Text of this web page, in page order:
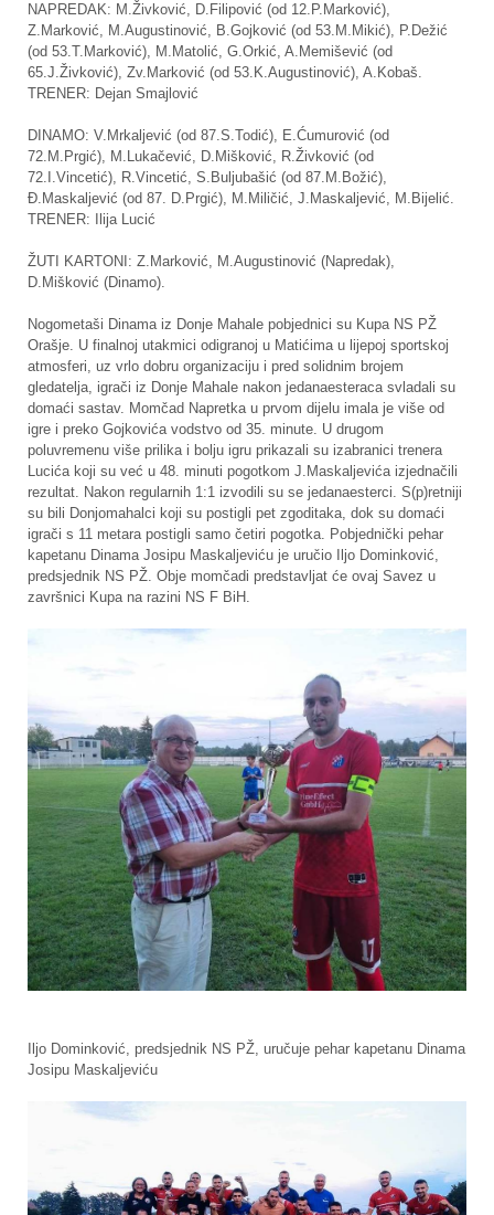
NAPREDAK: M.Živković, D.Filipović (od 12.P.Marković),
Z.Marković, M.Augustinović, B.Gojković (od 53.M.Mikić), P.Dežić
(od 53.T.Marković), M.Matolić, G.Orkić, A.Memišević (od
65.J.Živković), Zv.Marković (od 53.K.Augustinović), A.Kobaš.
TRENER: Dejan Smajlović
DINAMO: V.Mrkaljević (od 87.S.Todić), E.Ćumurović (od
72.M.Prgić), M.Lukačević, D.Mišković, R.Živković (od
72.I.Vincetić), R.Vincetić, S.Buljubašić (od 87.M.Božić),
Đ.Maskaljević (od 87. D.Prgić), M.Miličić, J.Maskaljević, M.Bijelić.
TRENER: Ilija Lucić
ŽUTI KARTONI: Z.Marković, M.Augustinović (Napredak),
D.Mišković (Dinamo).
Nogometaši Dinama iz Donje Mahale pobjednici su Kupa NS PŽ
Orašje. U finalnoj utakmici odigranoj u Matićima u lijepoj sportskoj
atmosferi, uz vrlo dobru organizaciju i pred solidnim brojem
gledatelja, igrači iz Donje Mahale nakon jedanaesteraca svladali su
domaći sastav. Momčad Napretka u prvom dijelu imala je više od
igre i preko Gojkovića vodstvo od 35. minute. U drugom
poluvremenu više prilika i bolju igru prikazali su izabranici trenera
Lucića koji su već u 48. minuti pogotkom J.Maskaljevića izjednačili
rezultat. Nakon regularnih 1:1 izvodili su se jedanaesterci. S(p)retniji
su bili Donjomahalci koji su postigli pet zgoditaka, dok su domaći
igrači s 11 metara postigli samo četiri pogotka. Pobjednički pehar
kapetanu Dinama Josipu Maskaljeviću je uručio Iljo Dominković,
predsjednik NS PŽ. Obje momčadi predstavljat će ovaj Savez u
završnici Kupa na razini NS F BiH.
Iljo Dominković, predsjednik NS PŽ, uručuje pehar kapetanu Dinama
Josipu Maskaljeviću